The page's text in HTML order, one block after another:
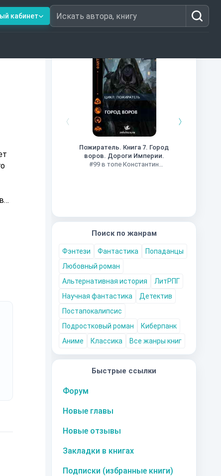
кабинет Искать автора, книгу
Книги из топ-100
Пожиратель. Книга 7. Город
воров. Дороги Империи.
#99 в топе Константин
Поиск по жанрам
Фэнтези Фантастика
Попаданцы
Любовный роман
Альтернативная история
ЛитРПГ
Научная фантастика
Детектив
Постапокалипсис
Подростковый роман
Киберпанк
Аниме
Классика Все жанры книг
Быстрые ссылки
Форум
Новые главы
Новые отзывы
Закладки в книгах
Подписки (избранные книги)